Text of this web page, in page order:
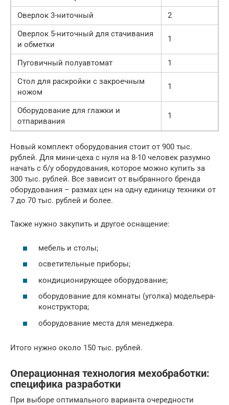
Оверлок 3-ниточный
2
Оверлок 5-ниточный для стачивания
и обметки
1
Пуговичный полуавтомат
1
Стол для раскройки с закроечным
ножом
1
Оборудование для глажки и
отпаривания
1
Новый комплект оборудования стоит от 900 тыс.
рублей. Для мини-цеха с нуля на 8-10 человек разумно
начать с б/у оборудования, которое можно купить за
300 тыс. рублей. Все зависит от выбранного бренда
оборудования – размах цен на одну единицу техники от
7 до 70 тыс. рублей и более.
Также нужно закупить и другое оснащение:
мебель и столы;
осветительные приборы;
кондиционирующее оборудование;
оборудование для комнаты (уголка) модельера-
конструктора;
оборудование места для менеджера.
Итого нужно около 150 тыс. рублей.
Операционная технология мехобработки:
специфика разработки
При выборе оптимального варианта очередности